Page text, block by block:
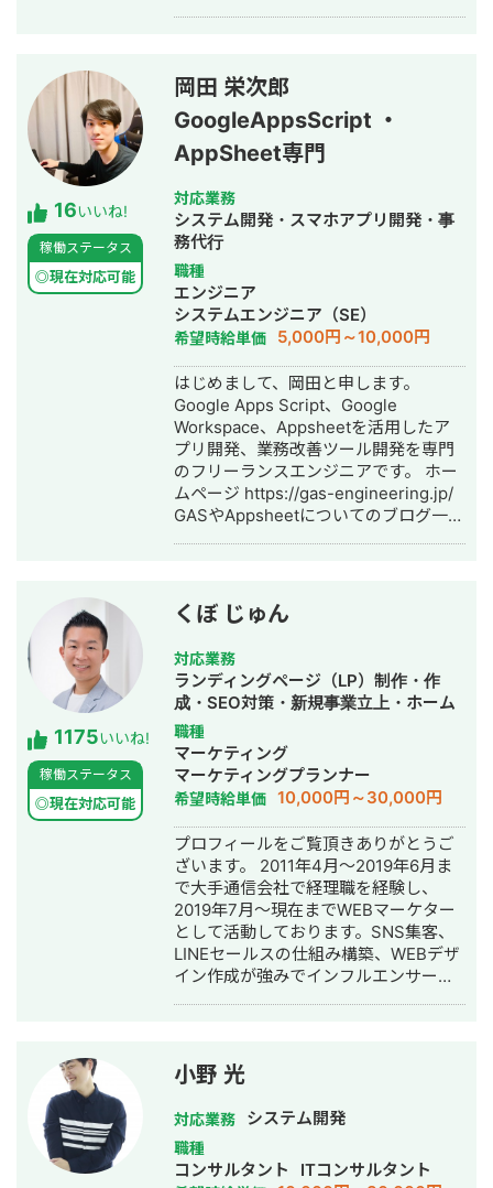
得意としており、要件定義、設計、実
装、本番リリース、運用改善まで一貫
して対応しています。 特に、仕様が複
雑な業務システムや、要件がまだ固ま
りきっていない新規開発において、事
業目的を整理しながら、正確にスピー
ド感を持って形にしていくことを強み
としています。 いまはスタートアップ
案件にてAIエージェント開発にも携わ
っており、AI活用した業務効率化、新
機能開発、既存プロダクトへのAI機能
の組み込みなどにも対応しています。
単純に言われたものを作るだけではな
く、事業として使える形に落とし込む
ことを重視し、開発の初期段階からリ
リース後の運用まで伴走しています。
16いいね!
稼働ステータス
◎現在対応可能
岡田 栄次郎
GoogleAppsScript ・
AppSheet専門
対応業務
システム開発・スマホアプリ開発・事
務代行
職種
エンジニア
システムエンジニア（SE）
希望時給単価 5,000円～10,000円
はじめまして、岡田と申します。
Google Apps Script、Google
Workspace、Appsheetを活用したア
プリ開発、業務改善ツール開発を専門
のフリーランスエンジニアです。 ホー
ムページ https://gas-engineering.jp/
GASやAppsheetについてのブログ一覧
Googleのサービスを使ったら、どんな
感じに開発できるのかイメージが湧か
ないという方も大歓迎！ フワッとした
イメージでも良いので「こんなことを
したい」という内容を伝えて頂けれ
ば、その内容を実現するための方法を
具体的に提案させて頂きます。 一度ビ
デオ会議でお話してみませんか？もち
ろん無料です。 【Google Apps
Script、Appsheetで開発するメリッ
ト】 ★月々にかかる費用がタダ！
Googleアカウントさえあれば利用可能
なので月々にかかる費用が0円です。
GASによる開発は、長期的にみて非常
にお得です。 ★開発コストが低い
Google WorkSpaceを元に開発するの
で、作業量が少なく済み、その分コス
トを抑えることができます。 ★他の
Googleサービスとの連携ができるので
由度高くシステムを作ることができま
す。 GAS、Appsheetの経験が豊富な
私に開発をお任せ頂ければ、御社の業
務の効率化に貢献することが可能で
す。是非宜しくお願い致します。 【無
料ヒアリング】 ★無料ヒアリング予約
1175いいね!
稼働ステータス
◎現在対応可能
くぼ じゅん
対応業務
ランディングページ（LP）制作・作
成・SEO対策・新規事業立上・ホーム
ページ制作・作成・リスティング広告
運用代行
職種
マーケティング
マーケティングプランナー
希望時給単価 10,000円～30,000円
プロフィールをご覧頂きありがとうご
ざいます。 2011年4月～2019年6月ま
で大手通信会社で経理職を経験し、
2019年7月～現在までWEBマーケター
として活動しております。SNS集客、
LINEセールスの仕組み構築、WEBデザ
イン作成が強みでインフルエンサーの
小野 光
対応業務 システム開発
職種
コンサルタント ITコンサルタント